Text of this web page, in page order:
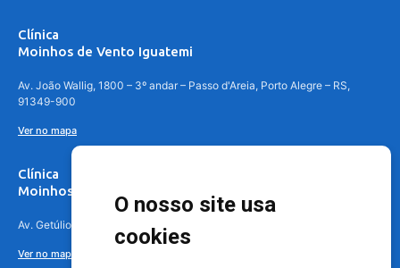
O nosso site usa
cookies
Clínica
Moinhos de Vento Iguatemi
Av. João Wallig, 1800 – 3º andar – Passo d'Areia, Porto Alegre – RS,
91349-900
Ver no mapa
Clínica
Moinhos de Vento Canoas
Av. Getúlio Vargas, 4841 – Centro, Canoas – RS, 92010-010
Ver no mapa